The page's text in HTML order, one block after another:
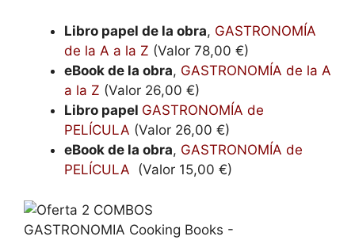
hasta
78,00 €
Libro papel de la obra, GASTRONOMÍA
de la A a la Z (Valor 78,00 €)
eBook de la obra, GASTRONOMÍA de la A
a la Z (Valor 26,00 €)
Libro papel GASTRONOMÍA de
PELÍCULA (Valor 26,00 €)
eBook de la obra, GASTRONOMÍA de
PELÍCULA (Valor 15,00 €)